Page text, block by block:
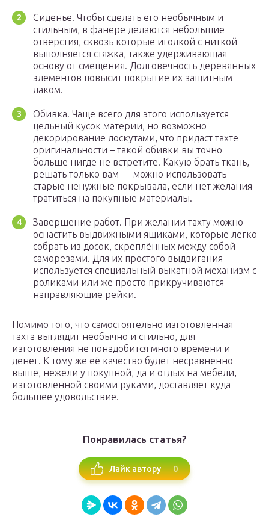
Сиденье. Чтобы сделать его необычным и
стильным, в фанере делаются небольшие
отверстия, сквозь которые иголкой с ниткой
выполняется стяжка, также удерживающая
основу от смещения. Долговечность деревянных
элементов повысит покрытие их защитным
лаком.
Обивка. Чаще всего для этого используется
цельный кусок материи, но возможно
декорирование лоскутами, что придаст тахте
оригинальности – такой обивки вы точно
больше нигде не встретите. Какую брать ткань,
решать только вам — можно использовать
старые ненужные покрывала, если нет желания
тратиться на покупные материалы.
Завершение работ. При желании тахту можно
оснастить выдвижными ящиками, которые легко
собрать из досок, скреплённых между собой
саморезами. Для их простого выдвигания
используется специальный выкатной механизм с
роликами или же просто прикручиваются
направляющие рейки.
Помимо того, что самостоятельно изготовленная
тахта выглядит необычно и стильно, для
изготовления не понадобится много времени и
денег. К тому же её качество будет несравненно
выше, нежели у покупной, да и отдых на мебели,
изготовленной своими руками, доставляет куда
большее удовольствие.
Понравилась статья?
Лайк автору 0